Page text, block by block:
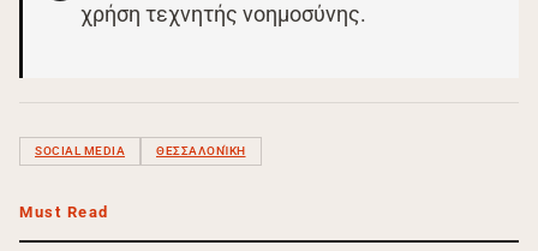
χρήση τεχνητής νοημοσύνης.
SOCIAL MEDIA ΘΕΣΣΑΛΟΝΊΚΗ
Must Read